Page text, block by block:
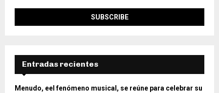
Entradas recientes
Menudo, eel fenómeno musical, se reúne para celebrar su